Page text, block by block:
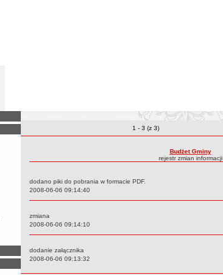
Zmiany o pozycjach
1 - 3 (z 3)
Budżet Gminy
rejestr zmian informacji
dodano piki do pobrania w formacie PDF.
Data:
2008-06-06 09:14:40
zmiana
Data:
2008-06-06 09:14:10
dodanie załącznika
Data:
2008-06-06 09:13:32